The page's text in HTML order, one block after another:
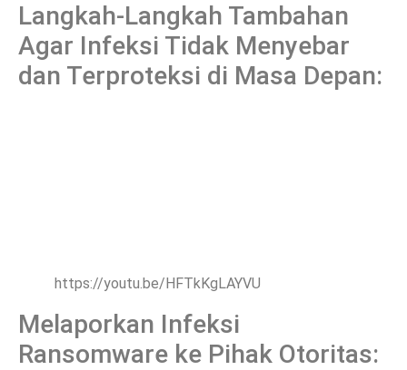
Langkah-Langkah Tambahan
Agar Infeksi Tidak Menyebar
dan Terproteksi di Masa Depan:
https://youtu.be/HFTkKgLAYVU
Melaporkan Infeksi
Ransomware ke Pihak Otoritas: